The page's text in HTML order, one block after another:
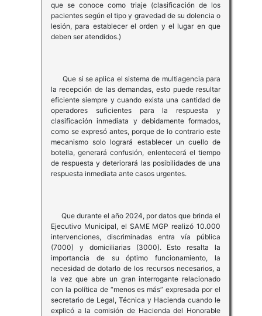
que se conoce como triaje (clasificación de los
pacientes según el tipo y gravedad de su dolencia o
lesión, para establecer el orden y el lugar en que
deben ser atendidos.)
Que si se aplica el sistema de multiagencia para
la recepción de las demandas, esto puede resultar
eficiente siempre y cuando exista una cantidad de
operadores suficientes para la respuesta y
clasificación inmediata y debidamente formados,
como se expresó antes, porque de lo contrario este
mecanismo solo logrará establecer un cuello de
botella, generará confusión, enlentecerá el tiempo
de respuesta y deteriorará las posibilidades de una
respuesta inmediata ante casos urgentes.
Que durante el año 2024, por datos que brinda el
Ejecutivo Municipal, el SAME MGP realizó 10.000
intervenciones, discriminadas entra vía pública
(7000) y domiciliarias (3000). Esto resalta la
importancia de su óptimo funcionamiento, la
necesidad de dotarlo de los recursos necesarios, a
la vez que abre un gran interrogante relacionado
con la política de “menos es más” expresada por el
secretario de Legal, Técnica y Hacienda cuando le
explicó a la comisión de Hacienda del Honorable